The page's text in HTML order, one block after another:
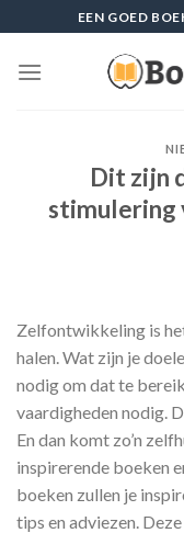
to
content
EEN GOED
Dit zijn
stimulering
Zelfontwikkeling is
halen. Wat zijn je
nodig om dat te
vaardigheden nodig.
En dan komt zo’n
inspirerende boeken
boeken zullen je
tips en adviezen.